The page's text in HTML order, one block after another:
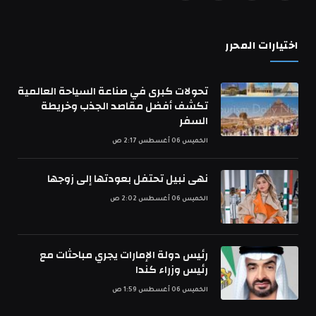
اختيارات المحرر
تحولات كبرى في صناعة السياحة العالمية
تكشف أفضل مقاصد الجذب وخريطة
السفر
الخميس 06 أغسطس 2:17 ص
نهى نبيل تحتفل بعودتها إلى زوجها
الخميس 06 أغسطس 2:02 ص
رئيس دولة الإمارات يجري مباحثات مع
رئيس وزراء كندا
الخميس 06 أغسطس 1:59 ص